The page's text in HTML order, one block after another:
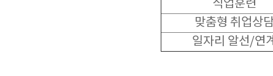
직업훈련
맞춤형 취업상
일자리 알선/연계